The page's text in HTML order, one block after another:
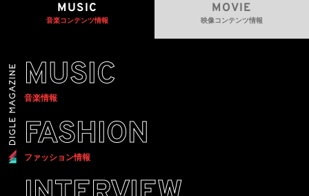
MUSIC
音楽コンテンツ情報
MOVIE
映像コンテンツ情報
MUSIC
音楽情報
FASHION
ファッション情報